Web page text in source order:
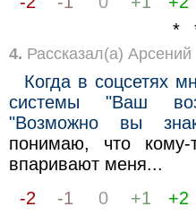
*
4. Рассказал(а) Арсений
Когда в соцсетях
системы "Ваш
"Возможно вы
понимаю, что
впаривают меня...
-2
-1 0 +1
+2